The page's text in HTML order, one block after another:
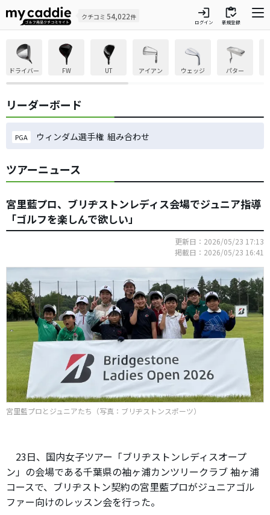
クチコミ 54,022件 login
ログイン
inventory
新規登録
ドライバー FW UT アイアン ウェッジ パター
リーダーボード
PGA ウィンダム選手権 組み合わせ
ツアーニュース
宮里藍プロ、ブリヂストンレディス会場でジュニア指導
「ゴルフを楽しんで欲しい」
更新日：2026/05/23 17:13
掲載日：2026/05/23 16:41
宮里藍プロとジュニアたち（写真：ブリヂストンスポーツ）
23日、国内女子ツアー「ブリヂストンレディスオープ
ン」の会場である千葉県の袖ヶ浦カンツリークラブ 袖ヶ浦
コースで、ブリヂストン契約の宮里藍プロがジュニアゴル
ファー向けのレッスン会を行った。